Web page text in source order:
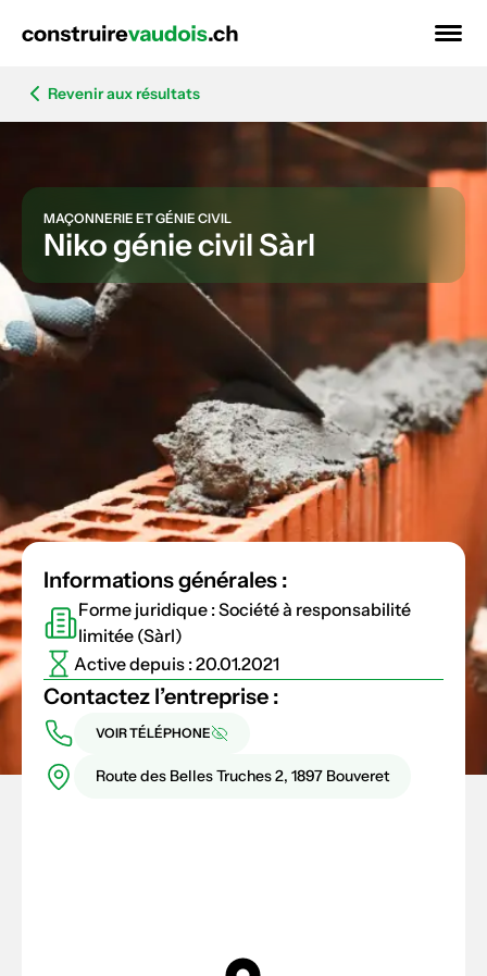
Revenir aux résultats
MAÇONNERIE ET GÉNIE CIVIL
Niko génie civil Sàrl
Informations générales :
Forme juridique : Société à responsabilité
limitée (Sàrl)
Active depuis : 20.01.2021
Contactez l’entreprise :
VOIR TÉLÉPHONE
Route des Belles Truches 2, 1897 Bouveret